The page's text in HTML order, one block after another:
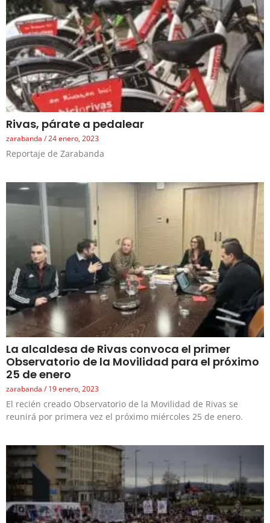
Rivas, párate a pedalear
zarabanda 24 enero, 2023
Reportaje de Zarabanda
La alcaldesa de Rivas convoca el primer
Observatorio de la Movilidad para el próximo
25 de enero
zarabanda 19 enero, 2023
El recién creado Observatorio de la Movilidad de Rivas se
reunirá por primera vez el próximo miércoles 25 de enero.